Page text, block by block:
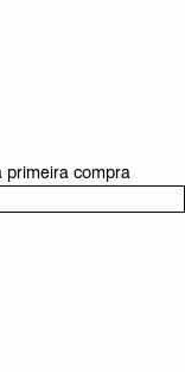
primeira compra